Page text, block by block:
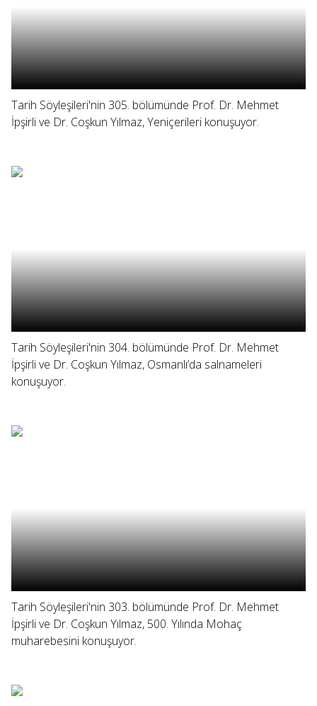
Tarih Söyleşileri'nin 305. bölümünde Prof. Dr. Mehmet
İpşirli ve Dr. Coşkun Yılmaz, Yeniçerileri konuşuyor.
Tarih Söyleşileri'nin 304. bölümünde Prof. Dr. Mehmet
İpşirli ve Dr. Coşkun Yılmaz, Osmanlı’da salnameleri
konuşuyor.
Tarih Söyleşileri'nin 303. bölümünde Prof. Dr. Mehmet
İpşirli ve Dr. Coşkun Yılmaz, 500. Yılında Mohaç
muharebesini konuşuyor.